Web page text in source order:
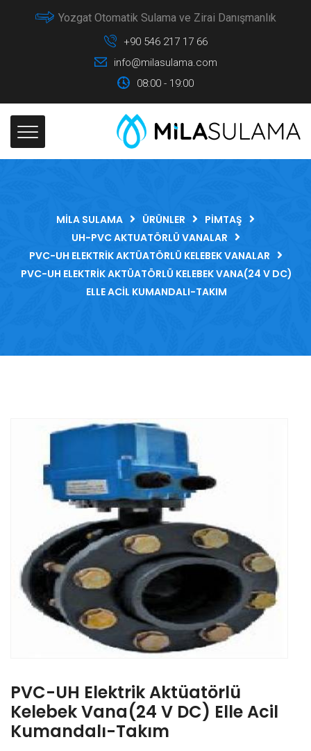
Yozgat Otomatik Sulama ve Zirai Danışmanlık
+90 546 217 17 66
info@milasulama.com
08:00 - 19:00
MILA SULAMA ÜRÜNLER
PIMTAŞ
UH-PVC AKTUATÖRLÜ VANALAR
PVC-UH ELEKTRIK AKTÜATÖRLÜ KELEBEK VANALAR
PVC-UH ELEKTRIK AKTÜATÖRLÜ KELEBEK VANA(24 V DC)
ELLE ACIL KUMANDALI-TAKIM
PVC-UH Elektrik Aktüatörlü
Kelebek Vana(24 V DC) Elle Acil
Kumandalı-Takım